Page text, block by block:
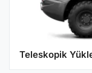
Teleskopik